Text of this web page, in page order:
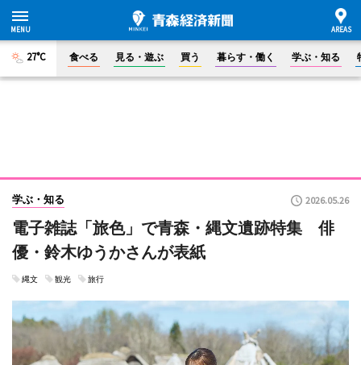
27°C 食べる 見る・遊ぶ 買う 暮らす・働く 学ぶ・知る
学ぶ・知る 2026.05.26
電子雑誌「旅色」で青森・縄文遺跡特集 俳
優・鈴木ゆうかさんが表紙
縄文 観光 旅行